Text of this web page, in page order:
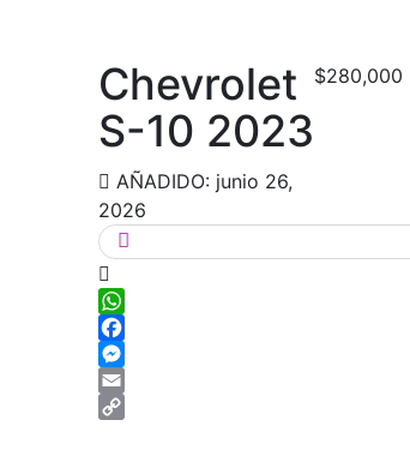
Chevrolet
S-10 2023
AÑADIDO: junio 26,
2026
$280,000
WhatsApp
Facebook
Messenger
Email